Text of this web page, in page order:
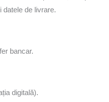
datele de livrare.
bancar.
digitală).